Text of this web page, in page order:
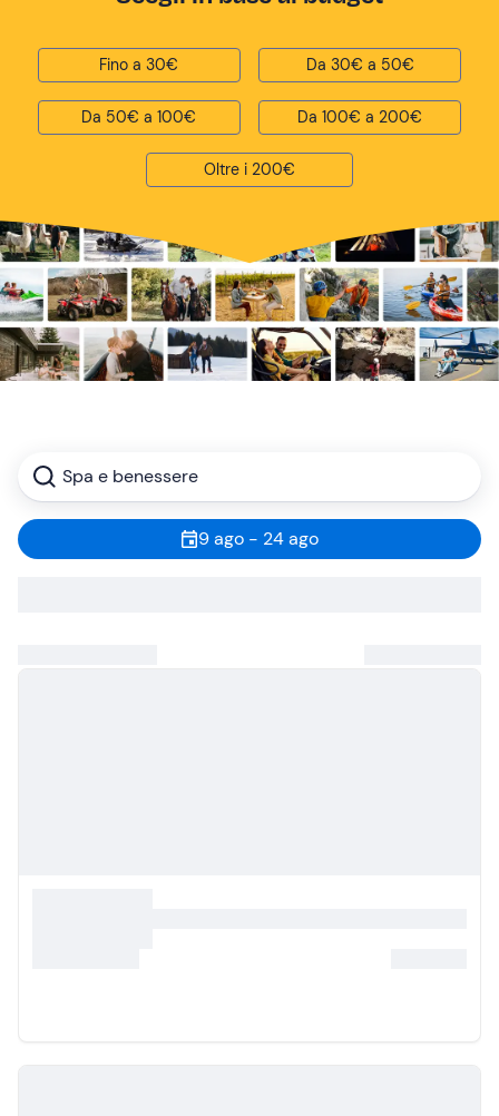
Fino a 30€ Da 30€ a 50€
Da 50€ a 100€ Da 100€ a 200€
Oltre i 200€
Spa e benessere
9 ago - 24 ago